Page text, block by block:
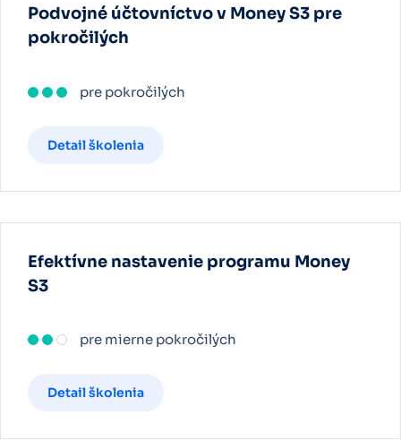
Podvojné účtovníctvo v Money S3 pre
pokročilých
pre pokročilých
Detail školenia
Efektívne nastavenie programu Money
S3
pre mierne pokročilých
Detail školenia